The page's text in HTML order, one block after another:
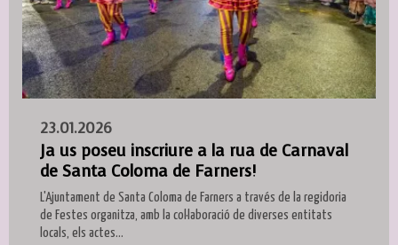
23.01.2026
Ja us poseu inscriure a la rua de Carnaval
de Santa Coloma de Farners!
L'Ajuntament de Santa Coloma de Farners a través de la regidoria
de Festes organitza, amb la col·laboració de diverses entitats
locals, els actes...